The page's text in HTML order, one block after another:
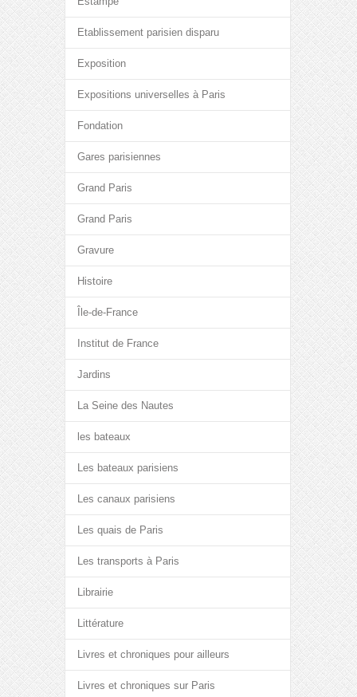
Etablissement parisien disparu
Exposition
Expositions universelles à Paris
Fondation
Gares parisiennes
Grand Paris
Grand Paris
Gravure
Histoire
Île-de-France
Institut de France
Jardins
La Seine des Nautes
les bateaux
Les bateaux parisiens
Les canaux parisiens
Les quais de Paris
Les transports à Paris
Librairie
Littérature
Livres et chroniques pour ailleurs
Livres et chroniques sur Paris